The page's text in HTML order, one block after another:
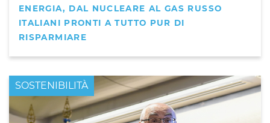
ENERGIA, DAL NUCLEARE AL GAS RUSSO
ITALIANI PRONTI A TUTTO PUR DI
RISPARMIARE
PRIMO PIANO
SOSTENIBILITÀ